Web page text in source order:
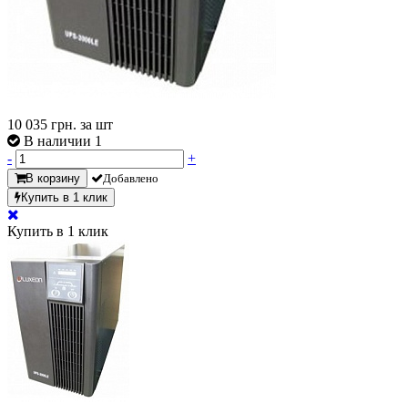
10 035 грн. за шт
В наличии 1
-
+
В корзину
Добавлено
Купить в 1 клик
Купить в 1 клик